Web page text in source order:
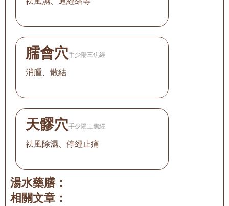
臑會穴手少陽三焦經
消腫、散結
天髎穴手少陽三焦經
祛風除濕、停經止痛
湯水藥膳：
相關文章：